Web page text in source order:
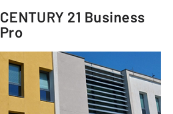
CENTURY 21 Business
Pro